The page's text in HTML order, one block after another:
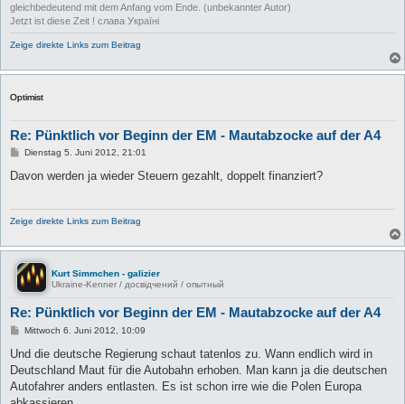
gleichbedeutend mit dem Anfang vom Ende. (unbekannter Autor)
Jetzt ist diese Zeit ! слава Україні
Zeige direkte Links zum Beitrag
Optimist
Re: Pünktlich vor Beginn der EM - Mautabzocke auf der A4
B
i
g
Dienstag 5. Juni 2012, 21:01
Davon werden ja wieder Steuern gezahlt, doppelt finanziert?
Zeige direkte Links zum Beitrag
Kurt Simmchen - galizier
Ukraine-Kenner / досвідчений / опытный
Re: Pünktlich vor Beginn der EM - Mautabzocke auf der A4
B
i
r
a
Mittwoch 6. Juni 2012, 10:09
Und die deutsche Regierung schaut tatenlos zu. Wann endlich wird in
Deutschland Maut für die Autobahn erhoben. Man kann ja die deutschen
Autofahrer anders entlasten. Es ist schon irre wie die Polen Europa